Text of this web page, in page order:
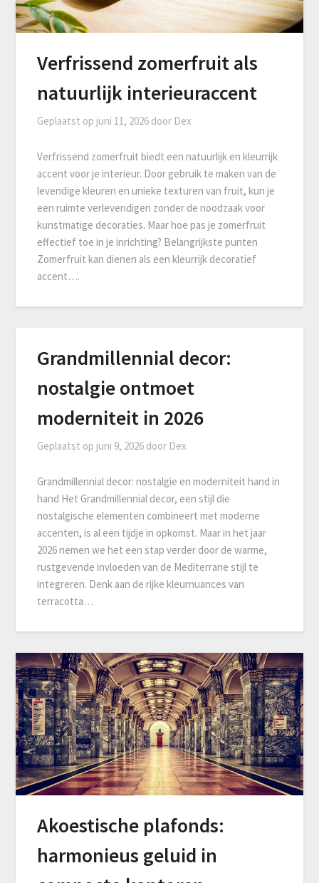
Verfrissend zomerfruit als
natuurlijk interieuraccent
Geplaatst op juni 11, 2026 door Dex
Verfrissend zomerfruit biedt een natuurlijk en kleurrijk
accent voor je interieur. Door gebruik te maken van de
levendige kleuren en unieke texturen van fruit, kun je
een ruimte verlevendigen zonder de noodzaak voor
kunstmatige decoraties. Maar hoe pas je zomerfruit
effectief toe in je inrichting? Belangrijkste punten
Zomerfruit kan dienen als een kleurrijk decoratief
accent….
Grandmillennial decor:
nostalgie ontmoet
moderniteit in 2026
Geplaatst op juni 9, 2026 door Dex
Grandmillennial decor: nostalgie en moderniteit hand in
hand Het Grandmillennial decor, een stijl die
nostalgische elementen combineert met moderne
accenten, is al een tijdje in opkomst. Maar in het jaar
2026 nemen we het een stap verder door de warme,
rustgevende invloeden van de Mediterrane stijl te
integreren. Denk aan de rijke kleurnuances van
terracotta…
Akoestische plafonds:
harmonieus geluid in